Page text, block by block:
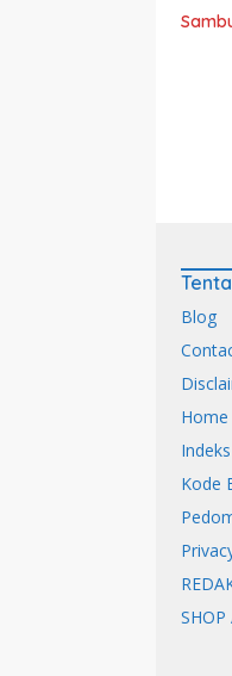
Blog
Home
Indeks
Kode
SHOP